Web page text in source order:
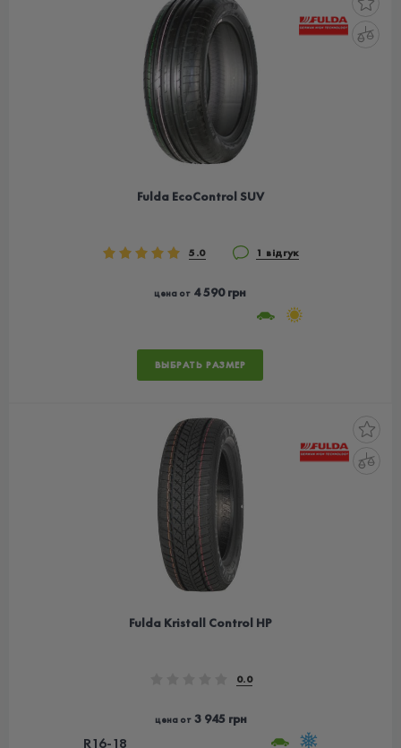
Fulda EcoControl SUV
5.0 1 відгук
цена от 4 590 грн
ВЫБРАТЬ РАЗМЕР
Fulda Kristall Control HP
0.0
цена от3 945 грн
R16-18